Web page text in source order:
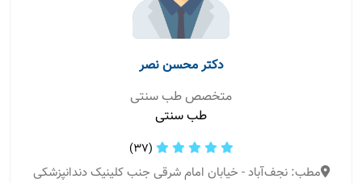
دکتر محسن نصر
متخصص طب سنتی
طب سنتی
(37)
مطب: نجف‌آباد - خیابان امام شرقی جنب کلینیک دندانپزشکی